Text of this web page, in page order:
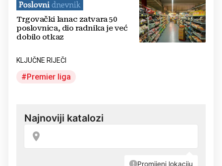
Trgovački lanac zatvara 50
poslovnica, dio radnika je već
dobilo otkaz
KLJUČNE RIJEČI
Premier liga